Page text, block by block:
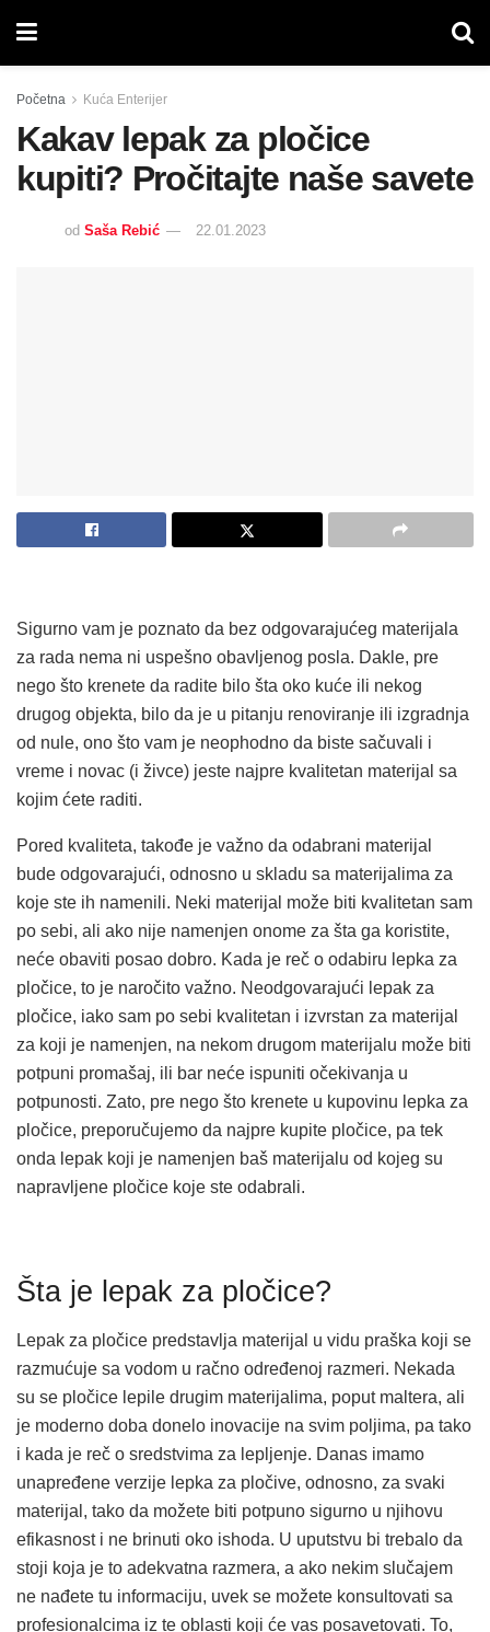
Početna Kuća Enterijer
Kakav lepak za pločice
kupiti? Pročitajte naše savete
od Saša Rebić 22.01.2023
Sigurno vam je poznato da bez odgovarajućeg materijala
za rada nema ni uspešno obavljenog posla. Dakle, pre
nego što krenete da radite bilo šta oko kuće ili nekog
drugog objekta, bilo da je u pitanju renoviranje ili izgradnja
od nule, ono što vam je neophodno da biste sačuvali i
vreme i novac (i živce) jeste najpre kvalitetan materijal sa
kojim ćete raditi.
Pored kvaliteta, takođe je važno da odabrani materijal
bude odgovarajući, odnosno u skladu sa materijalima za
koje ste ih namenili. Neki materijal može biti kvalitetan sam
po sebi, ali ako nije namenjen onome za šta ga koristite,
neće obaviti posao dobro. Kada je reč o odabiru lepka za
pločice, to je naročito važno. Neodgovarajući lepak za
pločice, iako sam po sebi kvalitetan i izvrstan za materijal
za koji je namenjen, na nekom drugom materijalu može biti
potpuni promašaj, ili bar neće ispuniti očekivanja u
potpunosti. Zato, pre nego što krenete u kupovinu lepka za
pločice, preporučujemo da najpre kupite pločice, pa tek
onda lepak koji je namenjen baš materijalu od kojeg su
napravljene pločice koje ste odabrali.
Šta je lepak za pločice?
Lepak za pločice predstavlja materijal u vidu praška koji se
razmućuje sa vodom u račno određenoj razmeri. Nekada
su se pločice lepile drugim materijalima, poput maltera, ali
je moderno doba donelo inovacije na svim poljima, pa tako
i kada je reč o sredstvima za lepljenje. Danas imamo
unapređene verzije lepka za pločive, odnosno, za svaki
materijal, tako da možete biti potpuno sigurno u njihovu
efikasnost i ne brinuti oko ishoda. U uputstvu bi trebalo da
stoji koja je to adekvatna razmera, a ako nekim slučajem
ne nađete tu informaciju, uvek se možete konsultovati sa
profesionalcima iz te oblasti koji će vas posavetovati. To,